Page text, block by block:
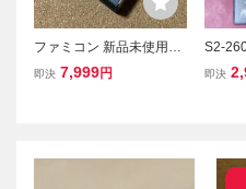
ファミコン 新品未使用未
開封 維新の嵐
即決 7,999円
S2-
ファミ
即決